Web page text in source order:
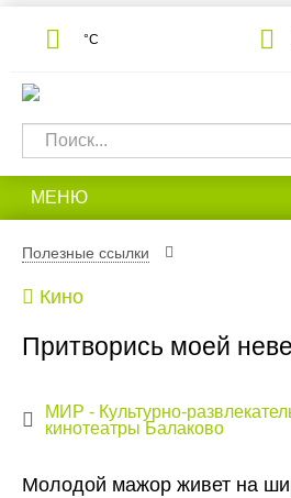
°С
МЕНЮ
Полезные ссылки
Кино
Притворись моей
МИР - Культурно-
кинотеатры Балаково
Молодой мажор живет на